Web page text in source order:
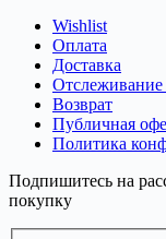
Wishlist
Оплата
Доставка
Отслеживание
Возврат
Публичная
Политика
Подпишитесь на
покупку